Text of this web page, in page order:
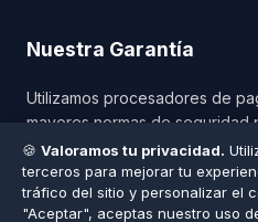
Nuestra Garantía
Utilizamos procesadores de
mayores normas de seguridad
en tiempo real.
Conexión Segura MSS/
Plataforma Verificada
🍪 Valoramos tu privacidad.
terceros para mejorar tu
tráfico del sitio y personalizar el
"Aceptar", aceptas nuestro uso